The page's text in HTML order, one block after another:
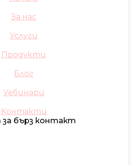
За нас
Услуги
Продукти
Блог
Уебинари
Контакти
бърз контакт